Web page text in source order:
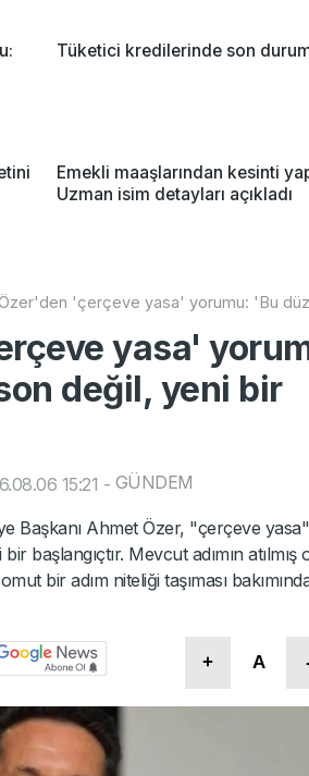
Tüketici kredilerinde son
Emekli maaşlarından kesinti
Uzman isim detayları açıkladı
'çerçeve yasa' yorumu: 'Bu
yasa'
değil, yeni bir
15:21 - GÜNDEM
Başkanı Ahmet Özer, "çerçeve
Mevcut adımın atılmış
bir adım niteliği taşıması
+ A